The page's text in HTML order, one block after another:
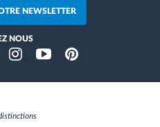
NEWSLETTER
NOUS
InstragramYoutubePinterest